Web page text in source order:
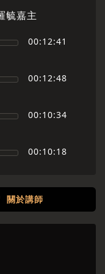
毓嘉主
00:12:41
00:12:48
00:10:34
00:10:18
關於講師